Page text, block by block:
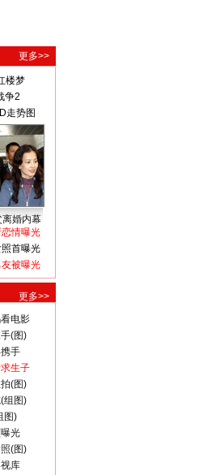
更多>>
楼梦
争2
走势图
离婚内幕
情曝光
首曝光
被曝光
更多>>
电影
(图)
手
生子
(图)
组图)
图)
光
(图)
库